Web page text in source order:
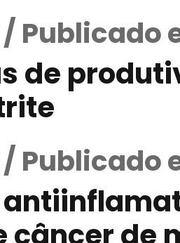
Publicado
de
Publicado
câncer de